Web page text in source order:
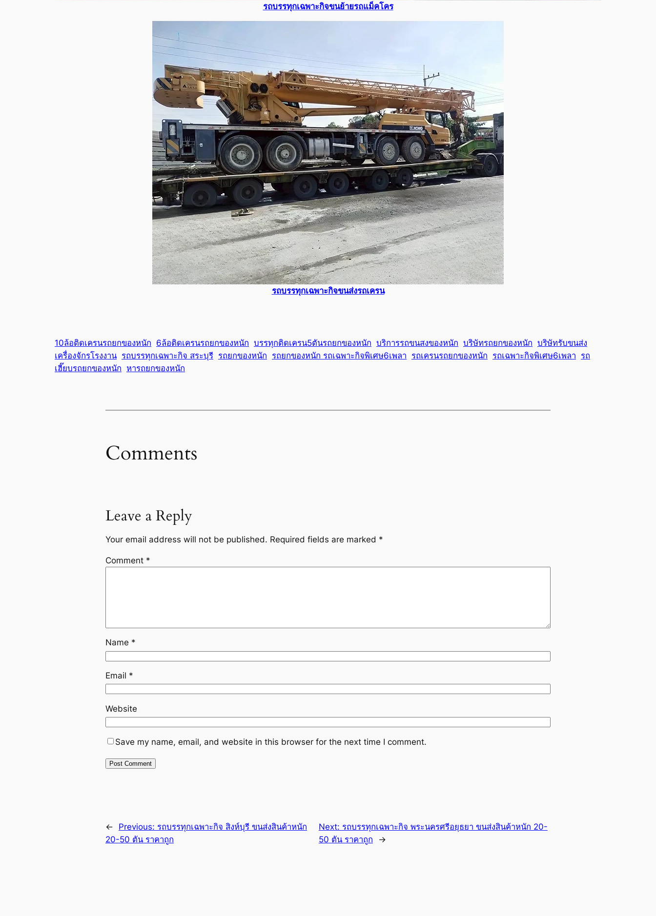
รถบรรทุกเฉพาะกิจขนย้ายรถแม็คโคร
รถบรรทุกเฉพาะกิจขนส่งรถเครน
10ล้อติดเครนรถยกของหนัก 6ล้อติดเครนรถยกของหนัก บรรทุกติดเครน5ตันรถยกของหนัก บริการรถขนสงของหนัก บริษัทรถยกของหนัก บริษัทรับขนส่ง
เครื่องจักรโรงงาน รถบรรทุกเฉพาะกิจ สระบุรี รถยกของหนัก รถยกของหนัก รถเฉพาะกิจพิเศษ6เพลา รถเครนรถยกของหนัก รถเฉพาะกิจพิเศษ6เพลา รถ
เฮี๊ยบรถยกของหนัก หารถยกของหนัก
Comments
Leave a Reply
Your email address will not be published. Required fields are marked *
Comment *
Name *
Email *
Website
Save my name, email, and website in this browser for the next time I comment.
← Previous: รถบรรทุกเฉพาะกิจ สิงห์บุรี ขนส่งสินค้าหนัก
20-50 ตัน ราคาถูก
Next: รถบรรทุกเฉพาะกิจ พระนครศรีอยุธยา ขนส่งสินค้าหนัก 20-
50 ตัน ราคาถูก
→